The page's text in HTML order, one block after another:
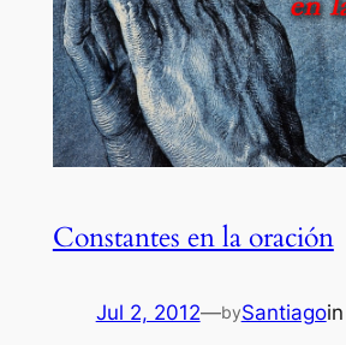
Constantes en la oración
Jul 2, 2012—bySantiagoin